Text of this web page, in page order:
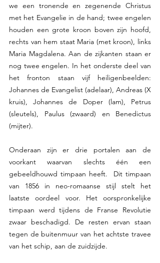
we een tronende en zegenende Christus
met het Evangelie in de hand; twee engelen
houden een grote kroon boven zijn hoofd,
rechts van hem staat Maria (met kroon), links
Maria Magdalena. Aan de zijkanten staan er
nog twee engelen. In het onderste deel van
het fronton staan vijf heiligenbeelden:
Johannes de Evangelist (adelaar), Andreas (X
kruis), Johannes de Doper (lam), Petrus
(sleutels), Paulus (zwaard) en Benedictus
(mijter).
Onderaan zijn er drie portalen aan de
voorkant waarvan slechts één een
gebeeldhouwd timpaan heeft.  Dit timpaan
van 1856 in neo-romaanse stijl stelt het
laatste oordeel voor. Het oorspronkelijke
timpaan werd tijdens de Franse Revolutie
zwaar beschadigd. De resten ervan staan
tegen de buitenmuur van het achtste travee
van het schip, aan de zuidzijde.